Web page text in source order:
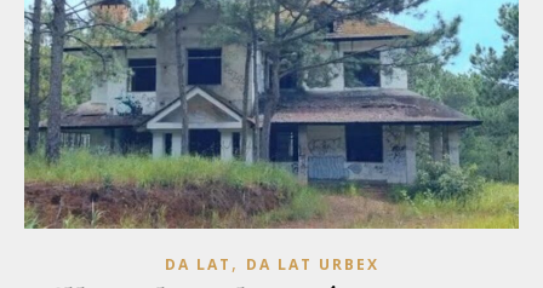
DA LAT , DA LAT URBEX